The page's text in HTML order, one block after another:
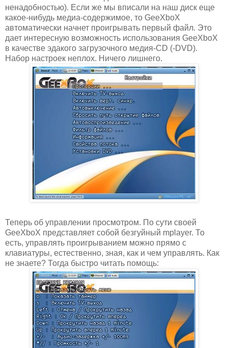
ненадобностью). Если же мы вписали на наш диск еще
какое-нибудь медиа-содержимое, то GeeXboX
автоматически начнет проигрывать первый файл. Это
дает интересную возможность использования GeeXboX
в качестве эдакого загрузочного медия-CD (-DVD).
Набор настроек неплох. Ничего лишнего.
Теперь об управлении просмотром. По сути своей
GeeXboX представляет собой безгуйный mplayer. То
есть, управлять проигрыванием можно прямо с
клавиатуры, естественно, зная, как и чем управлять. Как
не знаете? Тогда быстро читать помощь: